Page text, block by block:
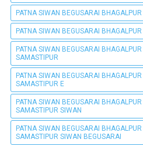
PATNA SIWAN BEGUSARAI BHAGALPUR
PATNA SIWAN BEGUSARAI
PATNA SIWAN BEGUSARAI
SAMASTIPUR
PATNA SIWAN BEGUSARAI
SAMASTIPUR E
PATNA SIWAN BEGUSARAI
SAMASTIPUR SIWAN
PATNA SIWAN BEGUSARAI
SAMASTIPUR SIWAN BEGUSARAI